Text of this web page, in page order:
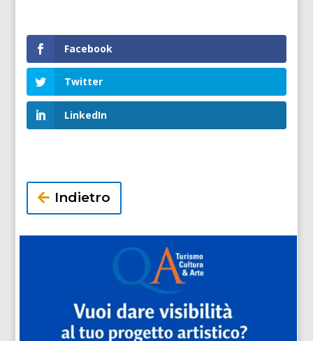
Facebook
Twitter
LinkedIn
Indietro